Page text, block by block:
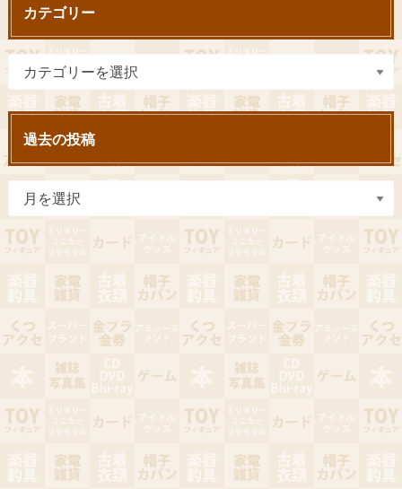
カテゴリー
過去の投稿